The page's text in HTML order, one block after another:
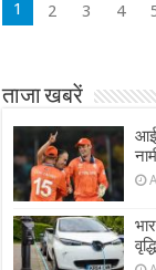
1 2 3 4
ताजा खबरें